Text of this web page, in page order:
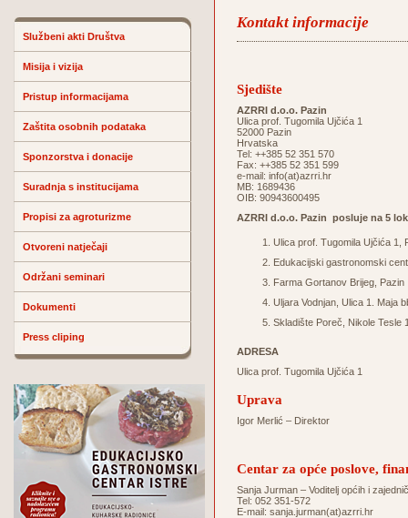
Službeni akti Društva
Misija i vizija
Pristup informacijama
Zaštita osobnih podataka
Sponzorstva i donacije
Suradnja s institucijama
Propisi za agroturizme
Otvoreni natječaji
Održani seminari
Dokumenti
Press cliping
Kontakt informacije
Sjedište
AZRRI d.o.o. Pazin
Ulica prof. Tugomila Ujčića 1
52000 Pazin
Hrvatska
Tel: ++385 52 351 570
Fax: ++385 52 351 599
e-mail: info(at)azrri.hr
MB: 1689436
OIB: 90943600495
AZRRI d.o.o. Pazin posluje na 5
Ulica prof. Tugomila Ujčića 1,
Edukacijski gastronomski
Farma Gortanov Brijeg, Pazin
Uljara Vodnjan, Ulica 1. Maja
Skladište Poreč, Nikole Tesle
ADRESA
Ulica prof. Tugomila Ujčića 1
Uprava
Igor Merlić – Direktor
Centar za opće poslove,
Sanja Jurman – Voditelj općih i
Tel: 052 351-572
E-mail: sanja.jurman(at)azrri.hr